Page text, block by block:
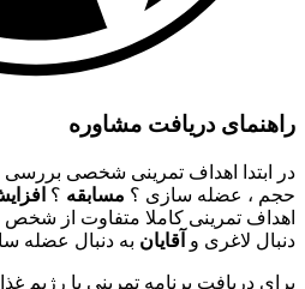
راهنمای دریافت مشاوره
در ابتدا اهداف تمرینی شخصی بررسی
حجم ، عضله سازی ؟ مسابقه ؟
اهداف تمرینی کاملا متفاوت از
دنبال لاغری و آقایان به دنبال عضله
برای دریافت برنامه تمرینی یا رژیم